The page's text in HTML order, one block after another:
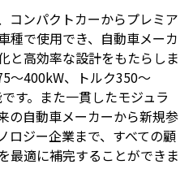
コンパクトカーからプレミア
種で使用でき、自動車メーカ
と高効率な設計をもたらしま
～400kW、トルク350～
す。また一貫したモジュラ
の自動車メーカーから新規参
ロジー企業まで、すべての顧
最適に補完することができま